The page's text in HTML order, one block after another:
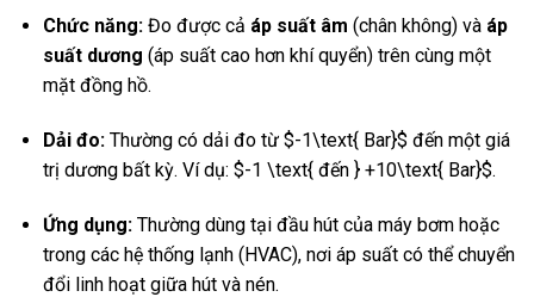
Chức năng:Đo được cả áp suất âm (chân không) và áp
suất dương (áp suất cao hơn khí quyển) trên cùng một
mặt đồng hồ.
Dải đo:Thường có dải đo từ $-1\text{ Bar}$ đến một giá
trị dương bất kỳ. Ví dụ: $-1 \text{ đến } +10\text{ Bar}$.
Ứng dụng:Thường dùng tại đầu hút của máy bơm hoặc
trong các hệ thống lạnh (HVAC), nơi áp suất có thể chuyển
đổi linh hoạt giữa hút và nén.